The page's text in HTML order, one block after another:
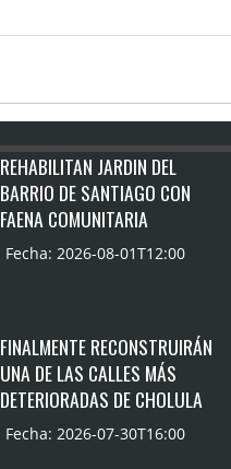
REHABILITAN JARDIN DEL
BARRIO DE SANTIAGO CON
FAENA COMUNITARIA
Fecha: 2026-08-01T12:00
FINALMENTE RECONSTRUIRÁN
UNA DE LAS CALLES MÁS
DETERIORADAS DE CHOLULA
Fecha: 2026-07-30T16:00